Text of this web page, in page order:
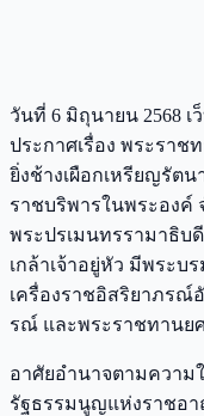
วันที่ 6 มิถุนายน 2568 เ
ประกาศเรื่อง พระราช
ยิ่งช้างเผือกเหรียญรัต
ราชบริพารในพระองค์
พระปรเมนทรรามาธิบ
เกล้าเจ้าอยู่หัว มีพระบ
เครื่องราชอิสริยาภรณ์
รณ์ และพระราชทานย
อาศัยอำนาจตามความ
รัฐธรรมนูญแห่งราชอา